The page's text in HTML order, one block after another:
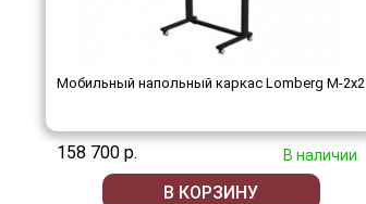
Мобильный напольный каркас Lomberg M-2х2
158 700 р. В наличии
В КОРЗИНУ